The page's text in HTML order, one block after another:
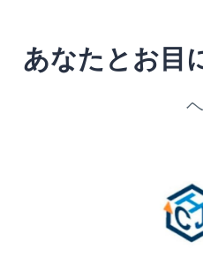
あなたとお目